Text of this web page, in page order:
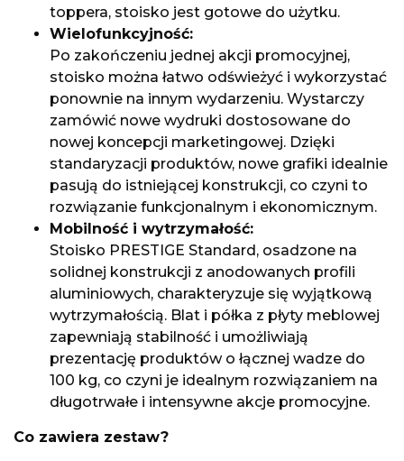
toppera, stoisko jest gotowe do użytku.
Wielofunkcyjność:
Po zakończeniu jednej akcji promocyjnej,
stoisko można łatwo odświeżyć i wykorzystać
ponownie na innym wydarzeniu. Wystarczy
zamówić nowe wydruki dostosowane do
nowej koncepcji marketingowej. Dzięki
standaryzacji produktów, nowe grafiki idealnie
pasują do istniejącej konstrukcji, co czyni to
rozwiązanie funkcjonalnym i ekonomicznym.
Mobilność i wytrzymałość:
Stoisko PRESTIGE Standard, osadzone na
solidnej konstrukcji z anodowanych profili
aluminiowych, charakteryzuje się wyjątkową
wytrzymałością. Blat i półka z płyty meblowej
zapewniają stabilność i umożliwiają
prezentację produktów o łącznej wadze do
100 kg, co czyni je idealnym rozwiązaniem na
długotrwałe i intensywne akcje promocyjne.
Co zawiera zestaw?